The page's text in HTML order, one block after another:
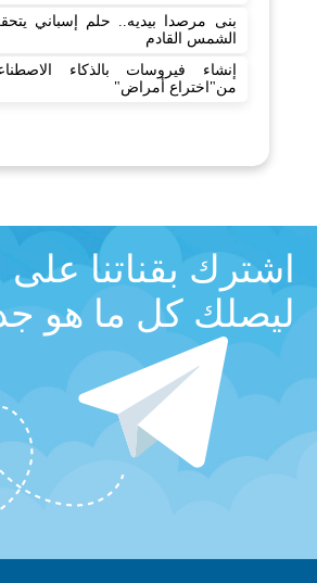
بنى مرصدا بيديه.. حلم إسباني
الشمس القادم
إنشاء فيروسات بالذكاء
من"اختراع أمراض"
اشترك بقناتنا على
ليصلك كل ما هو